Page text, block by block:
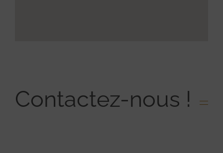
Contactez-nous !